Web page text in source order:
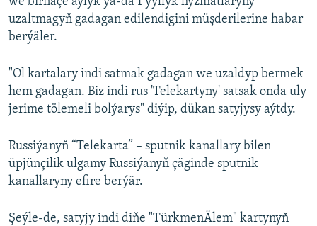
uzaltmagyň gadagan edilendigini müşderilerine habar
berýäler.
"Ol kartalary indi satmak gadagan we uzaldyp bermek
hem gadagan. Biz indi rus 'Telekartyny' satsak onda uly
jerime tölemeli bolýarys" diýip, dükan satyjysy aýtdy.
Russiýanyň “Telekarta” – sputnik kanallary bilen
üpjünçilik ulgamy Russiýanyň çäginde sputnik
kanallaryny efire berýär.
Şeýle-de, satyjy indi diňe "TürkmenÄlem" kartynyň